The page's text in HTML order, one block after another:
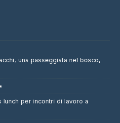
una passeggiata nel bosco,
lunch per incontri di lavoro a